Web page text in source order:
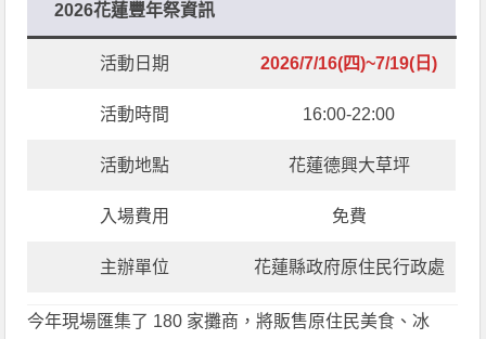
2026花蓮豐年祭資訊
活動日期 2026/7/16(四)~7/19(日)
活動時間 16:00-22:00
活動地點 花蓮德興大草坪
入場費用 免費
主辦單位 花蓮縣政府原住民行政處
今年現場匯集了 180 家攤商，將販售原住民美食、冰